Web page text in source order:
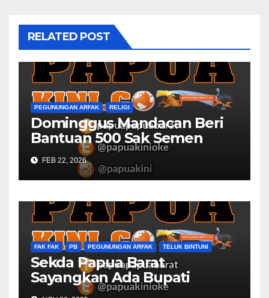
RELATED POST
PEGUNUNGAN ARFAK RELIGI
Dominggus Mandacan Beri
Bantuan 500 Sak Semen
GPKAI Yerusalem Mbondidip
FEB 22, 2026
FAK FAK PB PEGUNUNGAN ARFAK TELUK BINTUNI
Sekda Papua Barat
Sayangkan Ada Bupati
Belum Sempat Hadir Rapat